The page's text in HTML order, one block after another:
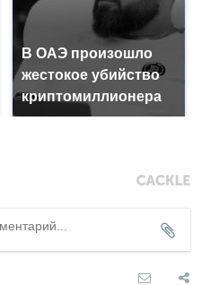
В ОАЭ произошло
жестокое убийство
криптомиллионера